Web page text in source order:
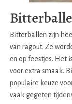
Bitterballen zijn
van ragout. Ze
en op feestjes. Het
voor extra smaak.
populaire keuze
vaak gegeten